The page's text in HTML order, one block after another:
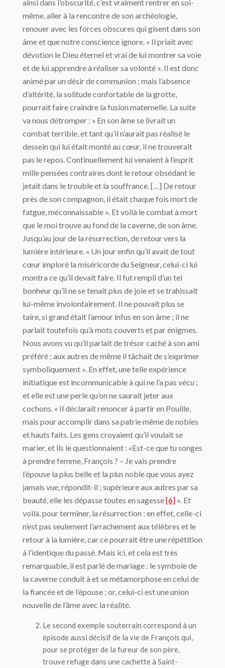
ainsi dans l’obscurité, c’est vraiment rentrer en soi-
même, aller à la rencontre de son archéologie,
renouer avec les forces obscures qui gisent dans son
âme et que notre conscience ignore. « Il priait avec
dévotion le Dieu éternel et vrai de lui montrer sa voie
et de lui apprendre à réaliser sa volonté ». Il est donc
animé par un désir de communion ; mais l’absence
d’altérité, la solitude confortable de la grotte,
pourrait faire craindre la fusion maternelle. La suite
va nous détromper : « En son âme se livrait un
combat terrible, et tant qu’il n’aurait pas réalisé le
dessein qui lui était monté au cœur, il ne trouverait
pas le repos. Continuellement lui venaient à l’esprit
mille pensées contraires dont le retour obsédant le
jetait dans le trouble et la souffrance. […] De retour
près de son compagnon, il était chaque fois mort de
fatgue, méconnaissable ». Et voilà le combat à mort
que le moi trouve au fond de la caverne, de son âme.
Jusqu’au jour de la résurrection, de retour vers la
lumière intérieure. « Un jour enfin qu’il avait de tout
cœur imploré la miséricorde du Seigneur, celui-ci lui
montra ce qu’il devait faire. Il fut rempli d’un tel
bonheur qu’il ne se tenait plus de joie et se trahissait
lui-même involontairement. Il ne pouvait plus se
taire, si grand était l’amour infus en son âme ; il ne
parlait toutefois qu’à mots couverts et par énigmes.
Nous avons vu qu’il parlait de trésor caché à son ami
préféré ; aux autres de même il tâchait de s’exprimer
symboliquement ». En effet, une telle expérience
initiatique est incommunicable à qui ne l’a pas vécu ;
et elle est une perle qu’on ne saurait jeter aux
cochons. « Il déclarait renoncer à partir en Pouille,
mais pour accomplir dans sa patrie même de nobles
et hauts faits. Les gens croyaient qu’il voulait se
marier, et ils le questionnaient : «Est-ce que tu songes
à prendre femme, François ? – Je vais prendre
l’épouse la plus belle et la plus noble que vous ayez
jamais vue, répondit-il ; supérieure aux autres par sa
beauté, elle les dépasse toutes en sagesse[6] ». Et
voilà, pour terminer, la résurrection : en effet, celle-ci
n’est pas seulement l’arrachement aux télèbres et le
retour à la lumière, car ce pourrait être une répétition
à l’identique du passé. Mais ici, et cela est très
remarquable, il est parlé de mariage : le symbole de
la caverne conduit à et se métamorphose en celui de
la fiancée et de l’épouse ; or, celui-ci est une union
nouvelle de l’âme avec la réalité.
Le second exemple souterrain correspond à un
épisode aussi décisif de la vie de François qui,
pour se protéger de la fureur de son père,
trouve refuge dans une cachette à Saint-